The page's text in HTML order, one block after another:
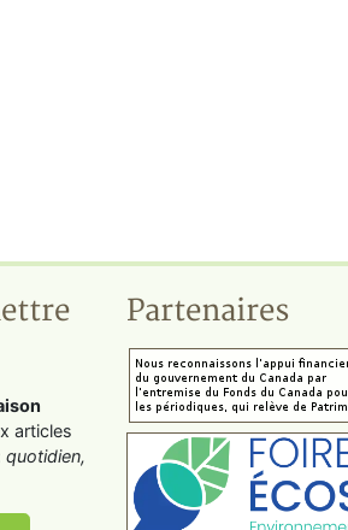
articles
quotidien,
Partenaires